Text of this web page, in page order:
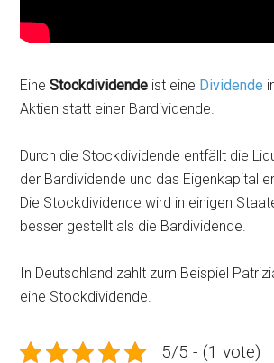
EineStockdividende ist eine Dividende
Aktien statt einer Bardividende.
Durch die Stockdividende entfällt die
der Bardividende und das Eigenkapital
Die Stockdividende wird in einigen
besser gestellt als die Bardividende.
In Deutschland zahlt zum Beispiel
eine Stockdividende.
5/5 - (1 vote)